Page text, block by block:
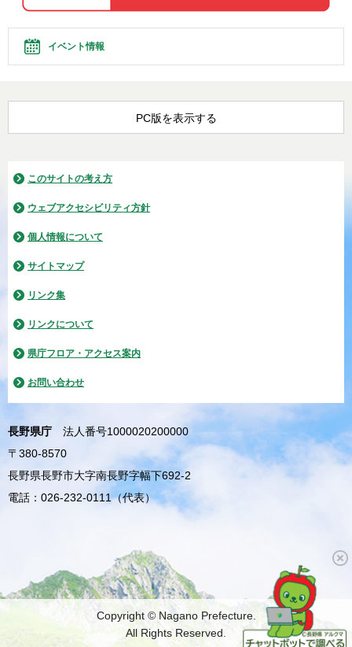
イベント情報
PC版を表示する
このサイトの考え方
ウェブアクセシビリティ方針
個人情報について
サイトマップ
リンク集
リンクについて
県庁フロア・アクセス案内
お問い合わせ
長野県庁
法人番号1000020200000
〒380-8570
長野県長野市大字南長野字幅下692-2
電話：026-232-0111（代表）
Copyright © Nagano Prefecture.
All Rights Reserved.